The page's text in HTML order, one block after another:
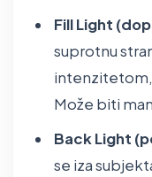
Fill Light
suprotnu
intenzitetom,
Može biti
Back Light
se iza